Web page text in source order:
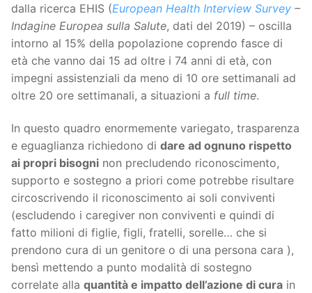
dalla ricerca EHIS (European Health Interview Survey –
Indagine Europea sulla Salute, dati del 2019) – oscilla
intorno al 15% della popolazione coprendo fasce di
età che vanno dai 15 ad oltre i 74 anni di età, con
impegni assistenziali da meno di 10 ore settimanali ad
oltre 20 ore settimanali, a situazioni a full time.
In questo quadro enormemente variegato, trasparenza
e eguaglianza richiedono di dare ad ognuno rispetto
ai propri bisogni non precludendo riconoscimento,
supporto e sostegno a priori come potrebbe risultare
circoscrivendo il riconoscimento ai soli conviventi
(escludendo i caregiver non conviventi e quindi di
fatto milioni di figlie, figli, fratelli, sorelle… che si
prendono cura di un genitore o di una persona cara ),
bensì mettendo a punto modalità di sostegno
correlate alla quantità e impatto dell’azione di cura in